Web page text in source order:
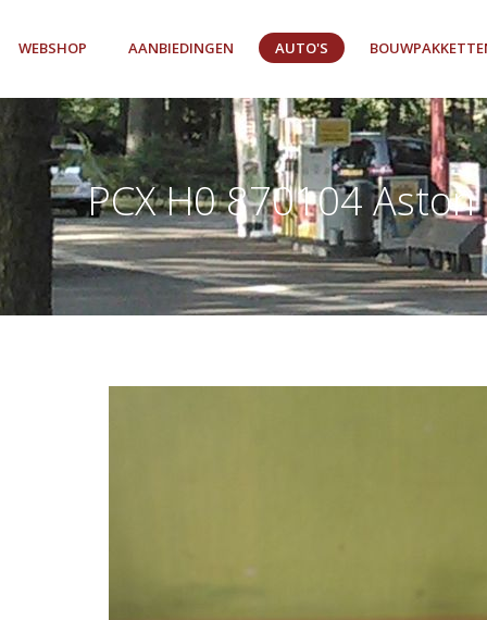
WEBSHOP AANBIEDINGEN AUTO'S
PCX H0 870104